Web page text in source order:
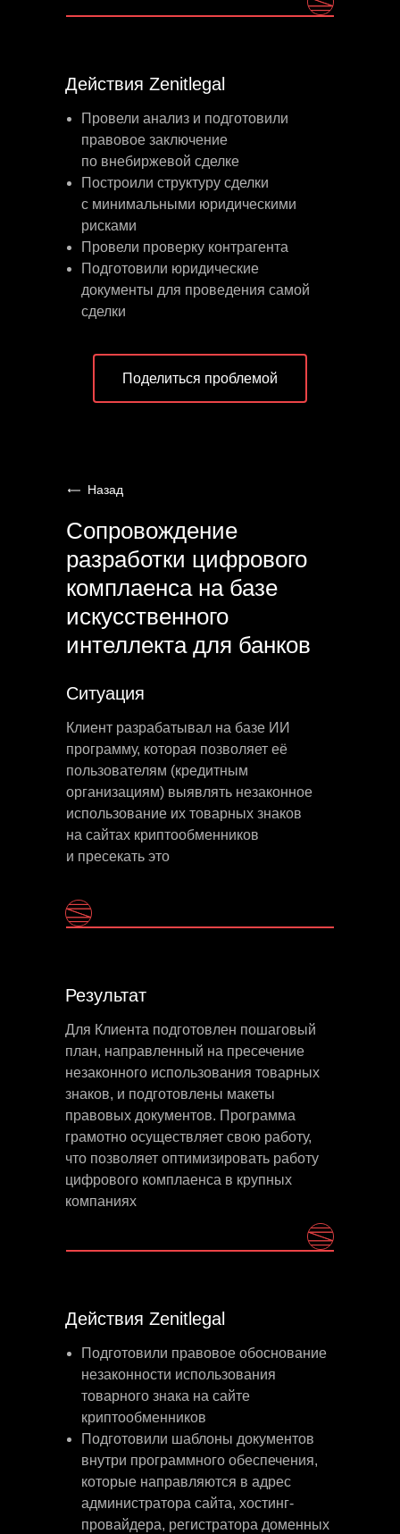
Действия Zenitlegal
Провели анализ и подготовили
правовое заключение
по внебиржевой сделке
Построили структуру сделки
с минимальными юридическими
рисками
Провели проверку контрагента
Подготовили юридические
документы для проведения самой
сделки
Поделиться проблемой
Назад
Действия Zenitlegal
Сопровождение
разработки цифрового
комплаенса на базе
искусственного
интеллекта для банков
Клиент разрабатывал на базе ИИ
программу, которая позволяет её
пользователям (кредитным
организациям) выявлять незаконное
использование их товарных знаков
на сайтах криптообменников
и пресекать это
Подготовили правовое обоснование
незаконности использования
товарного знака на сайте
криптообменников
Подготовили шаблоны документов
внутри программного обеспечения,
которые направляются в адрес
администратора сайта, хостинг-
провайдера, регистратора доменных
Ситуация
Результат
Для Клиента подготовлен пошаговый
план, направленный на пресечение
незаконного использования товарных
знаков, и подготовлены макеты
правовых документов. Программа
грамотно осуществляет свою работу,
что позволяет оптимизировать работу
цифрового комплаенса в крупных
компаниях